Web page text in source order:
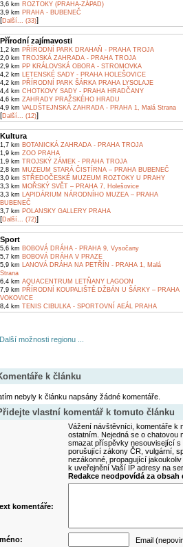
3,6 km ROZTOKY (PRAHA-ZÁPAD)
3,9 km PRAHA - BUBENEČ
[Další... (33)]
Přírodní zajímavosti
1,2 km PŘÍRODNÍ PARK DRAHAŇ - PRAHA TROJA
2,0 km TROJSKÁ ZAHRADA - PRAHA TROJA
2,9 km PP KRÁLOVSKÁ OBORA - STROMOVKA
4,2 km LETENSKÉ SADY - PRAHA HOLEŠOVICE
4,2 km PŘÍRODNÍ PARK ŠÁRKA PRAHA LYSOLAJE
4,4 km CHOTKOVY SADY - PRAHA HRADČANY
4,6 km ZAHRADY PRAŽSKÉHO HRADU
4,9 km VALDŠTEJNSKÁ ZAHRADA - PRAHA 1, Malá Strana
[Další... (12)]
Kultura
1,7 km BOTANICKÁ ZAHRADA - PRAHA TROJA
1,9 km ZOO PRAHA
1,9 km TROJSKÝ ZÁMEK - PRAHA TROJA
2,8 km MUZEUM STARÁ ČISTÍRNA – PRAHA BUBENEČ
3,0 km STŘEDOČESKÉ MUZEUM ROZTOKY U PRAHY
3,3 km MOŘSKÝ SVĚT – PRAHA 7, Holešovice
3,3 km LAPIDÁRIUM NÁRODNÍHO MUZEA – PRAHA
BUBENEČ
3,7 km POLANSKY GALLERY PRAHA
[Další... (72)]
Sport
5,6 km BOBOVÁ DRÁHA - PRAHA 9, Vysočany
5,7 km BOBOVÁ DRÁHA V PRAZE
5,9 km LANOVÁ DRÁHA NA PETŘÍN - PRAHA 1, Malá
Strana
6,4 km AQUACENTRUM LETŇANY LAGOON
7,9 km PŘÍRODNÍ KOUPALIŠTĚ DŽBÁN U ŠÁRKY – PRAHA
VOKOVICE
8,4 km TENIS CIBULKA - SPORTOVNÍ AEÁL PRAHA
Další možnosti regionu ...
k článku
nebyly k článku napsány žádné komentáře.
vlastní komentář k tomuto článku
Vážení návštěvníci, komentáře k
ostatním. Nejedná se o
smazat příspěvky nesouvisející
porušující zákony ČR, vulgární,
nezákonné, propagující
k uveřejnění Vaší IP adresy na
Redakce neodpovídá za
komentáře:
Email